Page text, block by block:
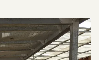
long terme : San